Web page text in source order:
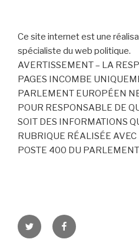
Ce site internet est une
spécialiste du web politique.
AVERTISSEMENT – LA
PAGES INCOMBE
PARLEMENT EUROPÉEN
POUR RESPONSABLE DE
SOIT DES INFORMATIONS
RUBRIQUE RÉALISÉE AVEC
POSTE 400 DU
Twitter Facebook